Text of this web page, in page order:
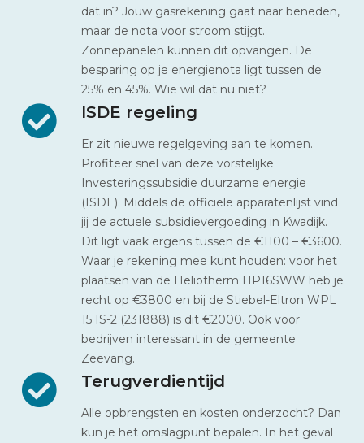
dat in? Jouw gasrekening gaat naar beneden,
maar de nota voor stroom stijgt.
Zonnepanelen kunnen dit opvangen. De
besparing op je energienota ligt tussen de
25% en 45%. Wie wil dat nu niet?
ISDE regeling
Er zit nieuwe regelgeving aan te komen.
Profiteer snel van deze vorstelijke
Investeringssubsidie duurzame energie
(ISDE). Middels de officiële apparatenlijst vind
jij de actuele subsidievergoeding in Kwadijk.
Dit ligt vaak ergens tussen de €1100 – €3600.
Waar je rekening mee kunt houden: voor het
plaatsen van de Heliotherm HP16SWW heb je
recht op €3800 en bij de Stiebel-Eltron WPL
15 IS-2 (231888) is dit €2000. Ook voor
bedrijven interessant in de gemeente
Zeevang.
Terugverdientijd
Alle opbrengsten en kosten onderzocht? Dan
kun je het omslagpunt bepalen. In het geval